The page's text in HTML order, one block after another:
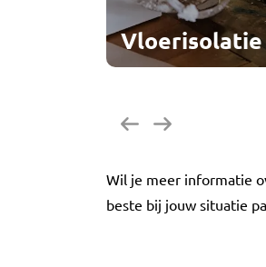
Vloerisolatie
Wil je meer informatie
beste bij jouw situatie